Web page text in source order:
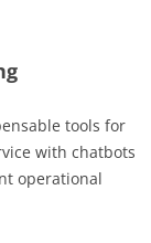
tools for
with chatbots
operational